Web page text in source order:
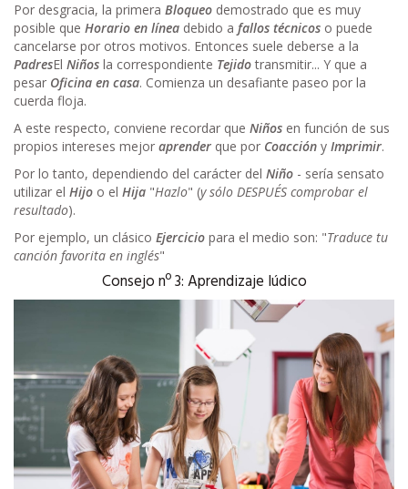
Por desgracia, la primera Bloqueo demostrado que es muy
posible que Horario en línea debido a fallos técnicos o puede
cancelarse por otros motivos. Entonces suele deberse a la
PadresEl Niños la correspondiente Tejido transmitir... Y que a
pesar Oficina en casa. Comienza un desafiante paseo por la
cuerda floja.
A este respecto, conviene recordar que Niños en función de sus
propios intereses mejor aprender que por Coacción y Imprimir.
Por lo tanto, dependiendo del carácter del Niño - sería sensato
utilizar el Hijo o el Hija "Hazlo" (y sólo DESPUÉS comprobar el
resultado).
Por ejemplo, un clásico Ejercicio para el medio son: "Traduce tu
canción favorita en inglés"
Consejo nº 3: Aprendizaje lúdico